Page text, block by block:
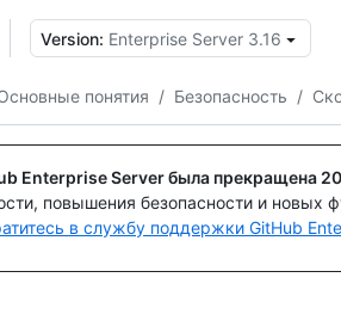
Version: Enterprise Server 3.16
понятия / Безопасность /
Enterprise Server была прекращена
повышения безопасности и новых
в службу поддержки GitHub